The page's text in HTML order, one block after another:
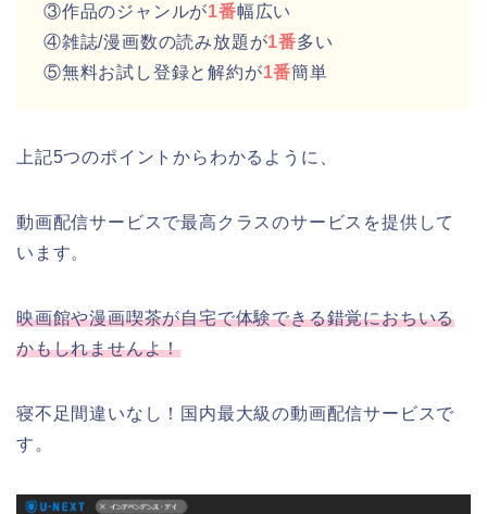
③作品のジャンルが1番幅広い
④雑誌/漫画数の読み放題が1番多い
⑤無料お試し登録と解約が1番簡単
上記5つのポイントからわかるように、
動画配信サービスで最高クラスのサービスを提供して
います。
映画館や漫画喫茶が自宅で体験できる錯覚におちいる
かもしれませんよ！
寝不足間違いなし！国内最大級の動画配信サービスで
す。